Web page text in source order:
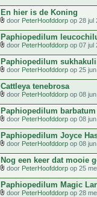
En hier is de Koning
door PeterHoofddorp op 28 jul
Paphiopedilum
door PeterHoofddorp op 07 jul
Paphiopedilum
door PeterHoofddorp op 25
Cattleya tenebrosa
door PeterHoofddorp op 08
Paphiopedilum
door PeterHoofddorp op 08
Paphiopedilum Joyce
door PeterHoofddorp op 08
Nog een keer dat mooie
door PeterHoofddorp op 25
Paphiopedilum Magic
door PeterHoofddorp op 28